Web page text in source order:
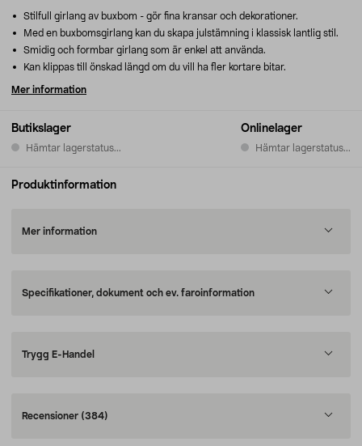
Butikslager
Hämtar lagerstatus...
Onlinelager
Hämtar lagerstatus...
Stilfull girlang av buxbom - gör fina kransar och dekorationer.
Med en buxbomsgirlang kan du skapa julstämning i klassisk lantlig stil.
Smidig och formbar girlang som är enkel att använda.
Kan klippas till önskad längd om du vill ha fler kortare bitar.
Mer information
Produktinformation
Mer information
Specifikationer, dokument och ev. faroinformation
Trygg E-Handel
Recensioner (384)